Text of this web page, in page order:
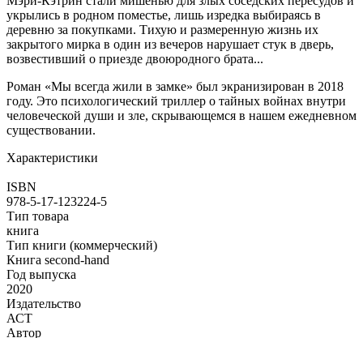
укрылись в родном поместье, лишь изредка выбираясь в
деревню за покупками. Тихую и размеренную жизнь их
закрытого мирка в один из вечеров нарушает стук в дверь,
возвестивший о приезде двоюродного брата...
Роман «Мы всегда жили в замке» был экранизирован в 2018
году. Это психологический триллер о тайных войнах внутри
человеческой души и зле, скрывающемся в нашем ежедневном
существовании.
Характеристики
ISBN
978-5-17-123224-5
Тип товара
книга
Тип книги (коммерческий)
Книга second-hand
Год выпуска
2020
Издательство
АСТ
Автор